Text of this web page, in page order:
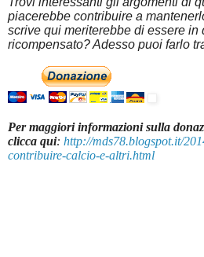
piacerebbe contribuire a
scrive qui meriterebbe di essere in
ricompensato? Adesso puoi farlo
Per maggiori informazioni sulla
clicca qui: http://mds78.blogspot.it/
contribuire-calcio-e-altri.html